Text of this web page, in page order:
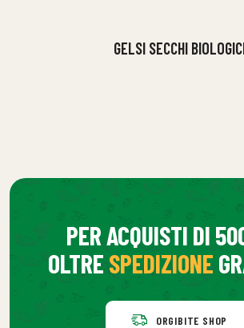
GELSI SECCHI
PER ACQUISTI DI
OLTRESPEDIZIONE
ORGIBITE SHOP